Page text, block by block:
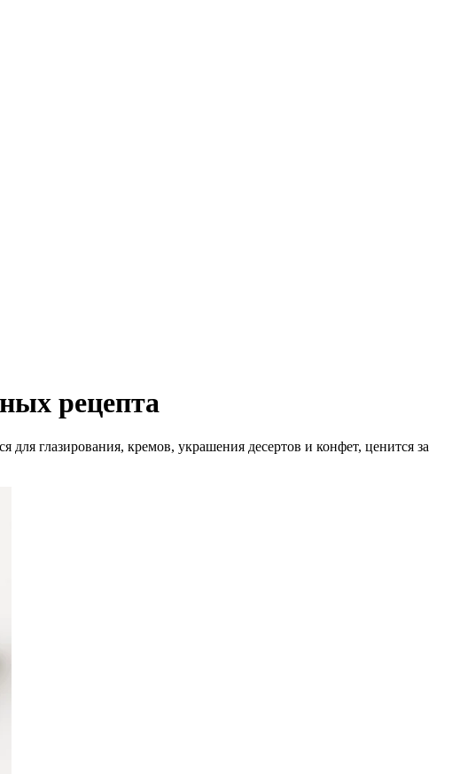
рецепта
глазирования, кремов, украшения десертов и конфет, ценится за